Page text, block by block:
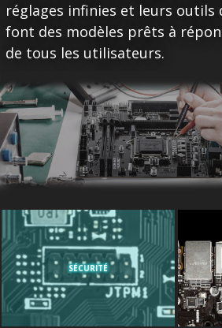
réglages infinies et leurs outils
font des modèles prêts à
de tous les utilisateurs.
SÉCURITÉ